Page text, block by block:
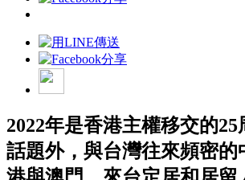
2022年是香港主權移交的
話題外，與台灣往來頻密的